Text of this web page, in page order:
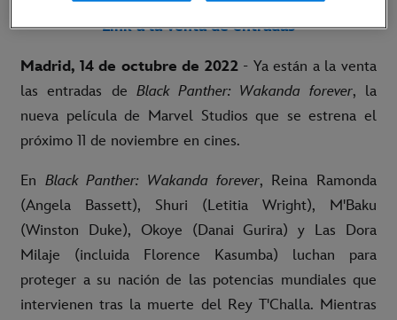
Link a la venta de entradas
Madrid, 14 de octubre de 2022- Ya están a la venta
las entradas de Black Panther: Wakanda forever, la
nueva película de Marvel Studios que se estrena el
próximo 11 de noviembre en cines.
En Black Panther: Wakanda forever, Reina Ramonda
(Angela Bassett), Shuri (Letitia Wright), M'Baku
(Winston Duke), Okoye (Danai Gurira) y Las Dora
Milaje (incluida Florence Kasumba) luchan para
proteger a su nación de las potencias mundiales que
intervienen tras la muerte del Rey T'Challa. Mientras